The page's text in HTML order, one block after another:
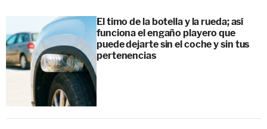
El timo de la botella y la rueda; así
funciona el engaño playero que
puede dejarte sin el coche y sin tus
pertenencias